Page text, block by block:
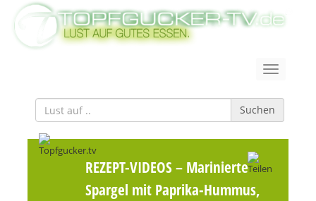
Suchen
REZEPT-VIDEOS– Marinierter
Spargel mit Paprika-Hummus,